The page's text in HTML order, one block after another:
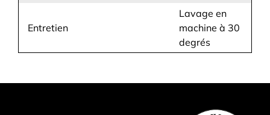
Entretien
Lavage en
machine à 30
degrés